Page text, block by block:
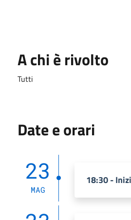
A chi è rivolto
Tutti
Date e orari
23
MAG
18:30 -